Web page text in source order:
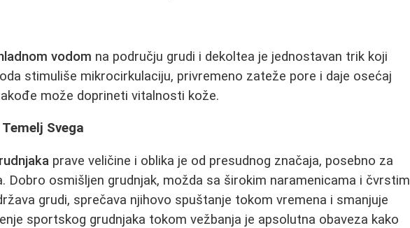
vodom na području grudi i dekoltea je jednostavan trik koji
stimuliše mikrocirkulaciju, privremeno zateže pore i daje osećaj
može doprineti vitalnosti kože.
Svega
prave veličine i oblika je od presudnog značaja, posebno za
Dobro osmišljen grudnjak, možda sa širokim naramenicama i čvrstim
grudi, sprečava njihovo spuštanje tokom vremena i smanjuje
sportskog grudnjaka tokom vežbanja je apsolutna obaveza kako